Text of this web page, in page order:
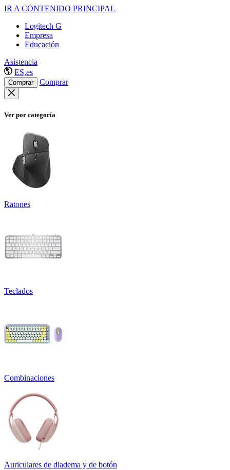
IR A CONTENIDO PRINCIPAL
Logitech G
Empresa
Educación
Asistencia
ES,es
Comprar Comprar
Ver por categoría
Ratones
Teclados
Combinaciones
Auriculares de diadema y de botón